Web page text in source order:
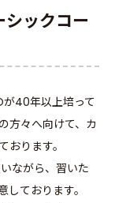
ックコー
が40年以上培って
方々へ向けて、カ
ります。
ながら、習いた
ております。